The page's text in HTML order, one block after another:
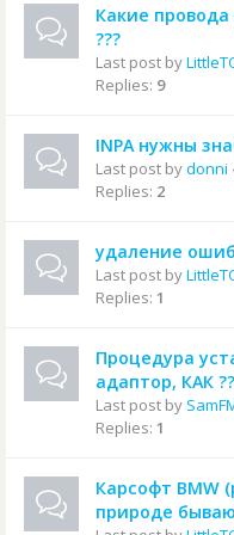
Какие
???
Last post by
Replies: 9
INPA нужны
Last post bydonni
Replies: 2
удаление
Last post by
Replies: 1
Процедура
адаптор, КАК
Last post by
Replies: 1
Карсофт BMW
природе